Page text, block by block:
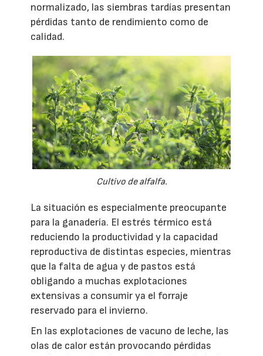
normalizado, las siembras tardías presentan
pérdidas tanto de rendimiento como de
calidad.
Cultivo de alfalfa.
La situación es especialmente preocupante
para la ganadería. El estrés térmico está
reduciendo la productividad y la capacidad
reproductiva de distintas especies, mientras
que la falta de agua y de pastos está
obligando a muchas explotaciones
extensivas a consumir ya el forraje
reservado para el invierno.
En las explotaciones de vacuno de leche, las
olas de calor están provocando pérdidas